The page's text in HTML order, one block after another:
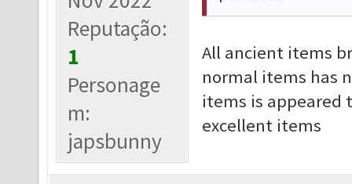
Reputação:
1
Personage
m:
japsbunny
All ancient items
normal items has
items is appeared
excellent items